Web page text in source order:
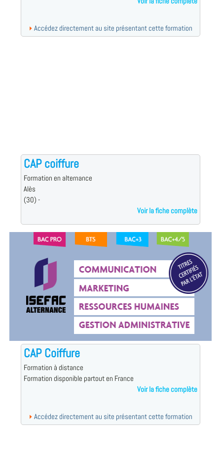
Accédez directement au site présentant cette formation
CAP coiffure
Formation en alternance
Alès
(30) -
Voir la fiche complète
CAP Coiffure
Formation à distance
Formation disponible partout en France
Voir la fiche complète
Accédez directement au site présentant cette formation